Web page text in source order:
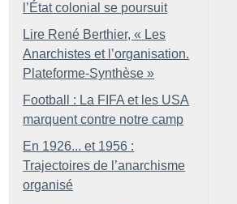
l’État colonial se poursuit
Lire René Berthier, « Les
Anarchistes et l’organisation.
Plateforme-Synthèse »
Football : La FIFA et les USA
marquent contre notre camp
En 1926... et 1956 :
Trajectoires de l’anarchisme
organisé